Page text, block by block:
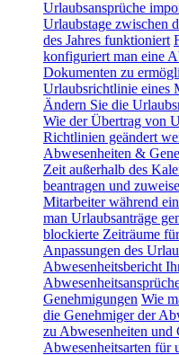
Urlaubsansprüche
Urlaubstage zwischen
des Jahres funktioniert
konfiguriert man eine
Dokumenten zu
Urlaubsrichtlinie eines
Ändern Sie die
Wie der Übertrag von
Richtlinien geändert
Abwesenheiten &
Zeit außerhalb des
beantragen und
Mitarbeiter während
man Urlaubsanträge
blockierte Zeiträume
Anpassungen des
Abwesenheitsbericht
Genehmigungen Wie
die Genehmiger der
zu Abwesenheiten und
Abwesenheitsarten für